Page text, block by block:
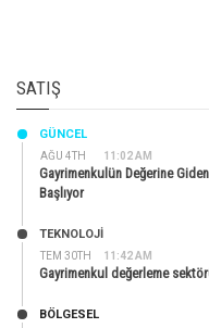
SATIŞ
AĞU 4TH 11:02 AM
GÜNCEL
Gayrimenkulün Değerine
Başlıyor
TEM 30TH 11:42 AM
TEKNOLOJİ
Gayrimenkul değerleme
BÖLGESEL